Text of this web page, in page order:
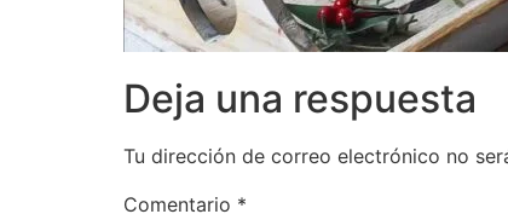
Deja una respuesta
Tu dirección de correo electrónico no
Comentario *